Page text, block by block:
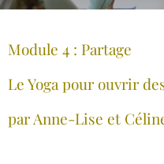
Module 4 : Partage
Le Yoga pour ouvrir
par Anne-Lise et